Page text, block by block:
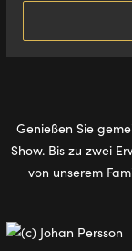
Genießen Sie
Show. Bis zu zwei
von unserem